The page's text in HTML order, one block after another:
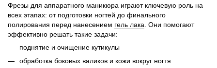
Фрезы для аппаратного маникюра играют ключевую роль на
всех этапах: от подготовки ногтей до финального
полирования перед нанесением гель лака . Они помогают
эффективно решать такие задачи:
поднятие и очищение кутикулы
обработка боковых валиков и кожи вокруг ногтя